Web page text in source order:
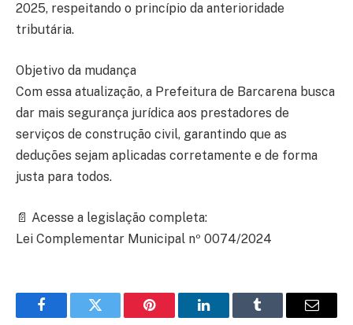
2025, respeitando o princípio da anterioridade
tributária.
Objetivo da mudança
Com essa atualização, a Prefeitura de Barcarena busca
dar mais segurança jurídica aos prestadores de
serviços de construção civil, garantindo que as
deduções sejam aplicadas corretamente e de forma
justa para todos.
📄 Acesse a legislação completa:
Lei Complementar Municipal nº 0074/2024
FacebookTwitter Pinterest LinkedInTumblr
E-